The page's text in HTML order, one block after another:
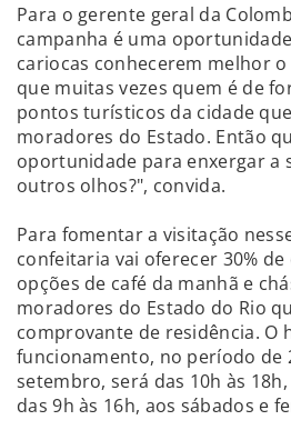
Para o gerente geral da
campanha é uma
cariocas conhecerem melhor
que muitas vezes quem é de
pontos turísticos da cidade
moradores do Estado. Então
oportunidade para enxergar a
outros olhos?", convida.
Para fomentar a visitação
confeitaria vai oferecer 30%
opções de café da manhã e
moradores do Estado do Rio
comprovante de residência. O
funcionamento, no período de
setembro, será das 10h às
das 9h às 16h, aos sábados e